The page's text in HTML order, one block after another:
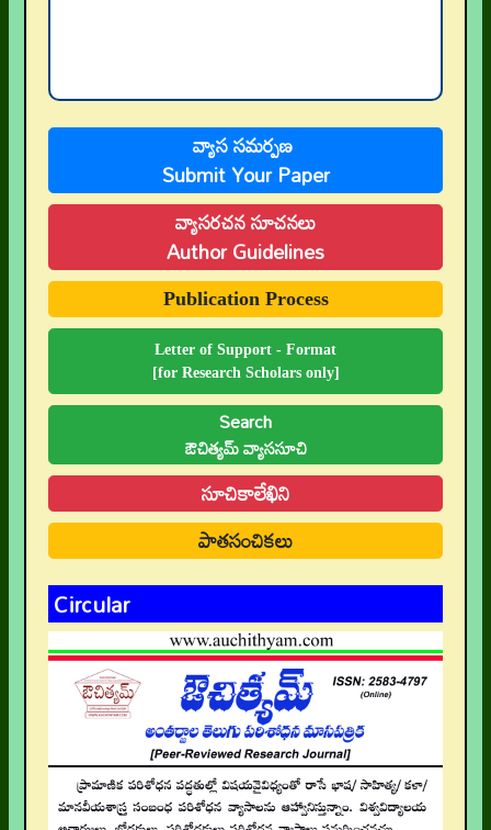
వ్యాస సమర్పణ
Submit Your Paper
వ్యాసరచన సూచనలు
Author Guidelines
Publication Process
Letter of Support - Format
[for Research Scholars only]
Search
ఔచిత్యమ్ వ్యాససూచి
సూచికాలేఖిని
పాతసంచికలు
Circular